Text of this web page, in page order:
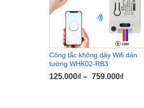
Gắn vào
Lưu ý: Sản phẩmCông tắc
12 tháng. Quý khách có thể
Gói bảo hành SUPER – 36
Công tắc không dây Wifi dán
tường WHK02-RB3
125.000₫ – 759.000₫